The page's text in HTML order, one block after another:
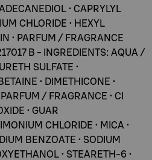
• CAPRYLYL
CHLORIDE • HEXYL
• PARFUM / FRAGRANCE
B - INGREDIENTS: AQUA /
SULFATE •
• DIMETHICONE •
/ FRAGRANCE • CI
• GUAR
CHLORIDE • MICA •
BENZOATE • SODIUM
• STEARETH-6 •